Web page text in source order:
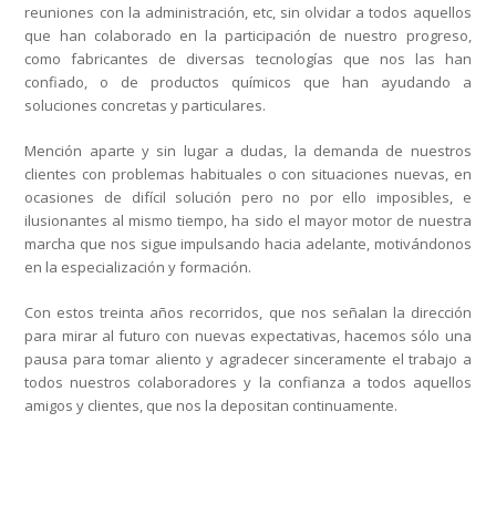
reuniones con la administración, etc, sin olvidar a todos aquellos
que han colaborado en la participación de nuestro progreso,
como fabricantes de diversas tecnologías que nos las han
confiado, o de productos químicos que han ayudando a
soluciones concretas y particulares.
Mención aparte y sin lugar a dudas, la demanda de nuestros
clientes con problemas habituales o con situaciones nuevas, en
ocasiones de difícil solución pero no por ello imposibles, e
ilusionantes al mismo tiempo, ha sido el mayor motor de nuestra
marcha que nos sigue impulsando hacia adelante, motivándonos
en la especialización y formación.
Con estos treinta años recorridos, que nos señalan la dirección
para mirar al futuro con nuevas expectativas, hacemos sólo una
pausa para tomar aliento y agradecer sinceramente el trabajo a
todos nuestros colaboradores y la confianza a todos aquellos
amigos y clientes, que nos la depositan continuamente.